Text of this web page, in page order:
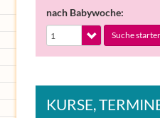
nach Babywoche:
Suche
KURSE,